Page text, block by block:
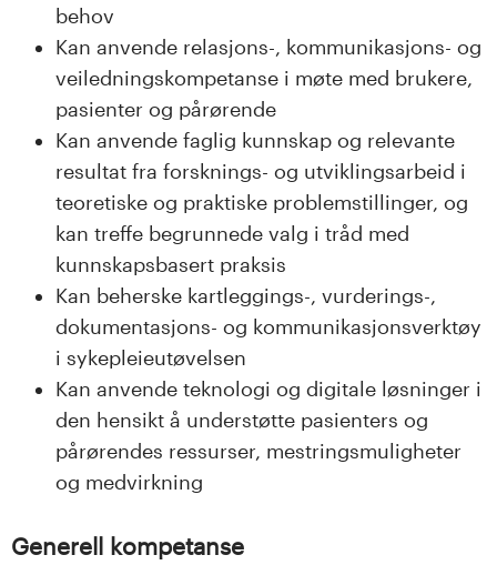
behov
Kan anvende relasjons-, kommunikasjons- og
veiledningskompetanse i møte med brukere,
pasienter og pårørende
Kan anvende faglig kunnskap og relevante
resultat fra forsknings- og utviklingsarbeid i
teoretiske og praktiske problemstillinger, og
kan treffe begrunnede valg i tråd med
kunnskapsbasert praksis
Kan beherske kartleggings-, vurderings-,
dokumentasjons- og kommunikasjonsverktøy
i sykepleieutøvelsen
Kan anvende teknologi og digitale løsninger i
den hensikt å understøtte pasienters og
pårørendes ressurser, mestringsmuligheter
og medvirkning
Generell kompetanse